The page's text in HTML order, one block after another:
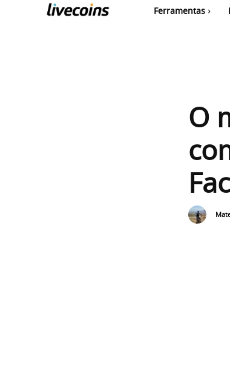
Ferramentas
O